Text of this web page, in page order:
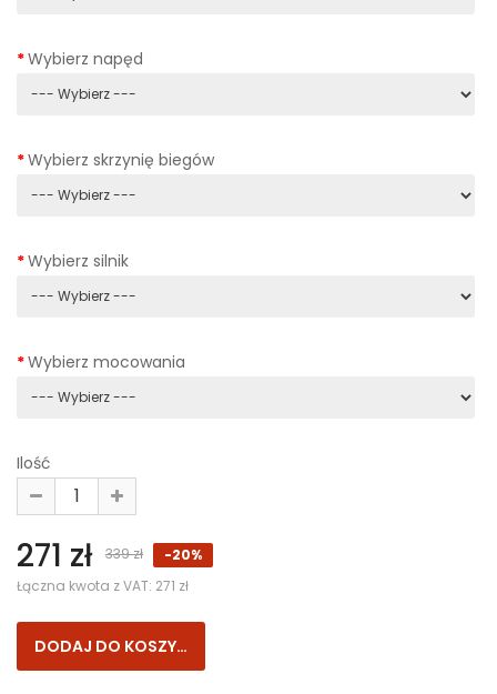
Wybierz napęd
Wybierz skrzynię biegów
Wybierz silnik
Wybierz mocowania
Ilość
271 zł 339 zł
-20%
Łączna kwota z VAT: 271 zł